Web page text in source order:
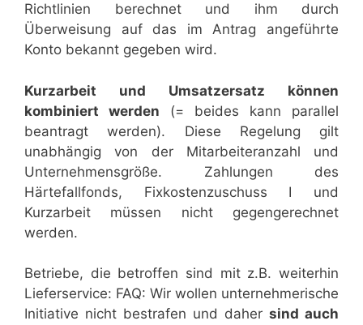
Richtlinien berechnet und ihm durch
Überweisung auf das im Antrag angeführte
Konto bekannt gegeben wird.
Kurzarbeit und Umsatzersatz können
kombiniert werden (= beides kann parallel
beantragt werden). Diese Regelung gilt
unabhängig von der Mitarbeiteranzahl und
Unternehmensgröße. Zahlungen des
Härtefallfonds, Fixkostenzuschuss I und
Kurzarbeit müssen nicht gegengerechnet
werden.
Betriebe, die betroffen sind mit z.B. weiterhin
Lieferservice: FAQ: Wir wollen unternehmerische
Initiative nicht bestrafen und daher sind auch